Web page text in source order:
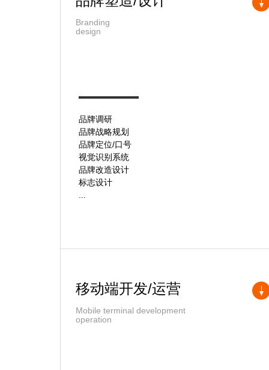
Branding
design
品牌调研
品牌战略规划
品牌定位/口号
视觉识别系统
品牌改造设计
标志设计
移动端开发/运营
Mobile terminal development
operation